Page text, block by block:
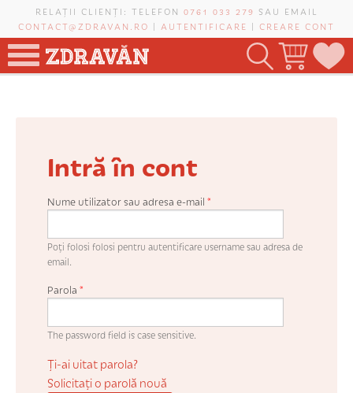
Mergi la conţinutul principal
RELAȚII CLIENȚI: TELEFON 0761 033 279 SAU EMAIL
CONTACT@ZDRAVAN.RO | AUTENTIFICARE | CREARE CONT
VIȚĂ-DE-VIE
Intră în cont
Nume utilizator sau adresa e-mail *
Poți folosi folosi pentru autentificare username sau adresa de
email.
Parola *
The password field is case sensitive.
Ți-ai uitat parola?
Solicitaţi o parolă nouă